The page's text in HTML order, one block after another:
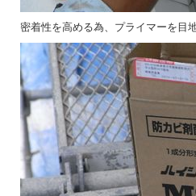
密着性を高める為、プライマーを目